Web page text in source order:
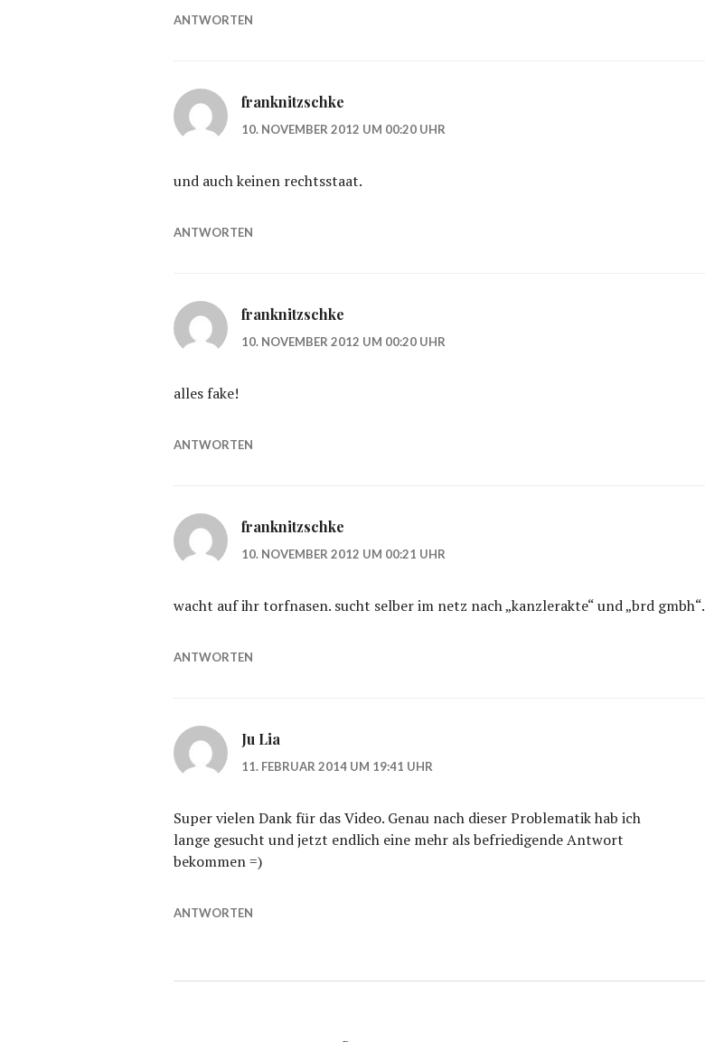
ANTWORTEN
franknitzschke
10. NOVEMBER 2012 UM 00:20 UHR
und auch keinen rechtsstaat.
ANTWORTEN
franknitzschke
10. NOVEMBER 2012 UM 00:20 UHR
alles fake!
ANTWORTEN
franknitzschke
10. NOVEMBER 2012 UM 00:21 UHR
wacht auf ihr torfnasen. sucht selber im netz nach „kanzlerakte“ und „brd gmbh“.
ANTWORTEN
Ju Lia
11. FEBRUAR 2014 UM 19:41 UHR
Super vielen Dank für das Video. Genau nach dieser Problematik hab ich
lange gesucht und jetzt endlich eine mehr als befriedigende Antwort
bekommen =)
ANTWORTEN